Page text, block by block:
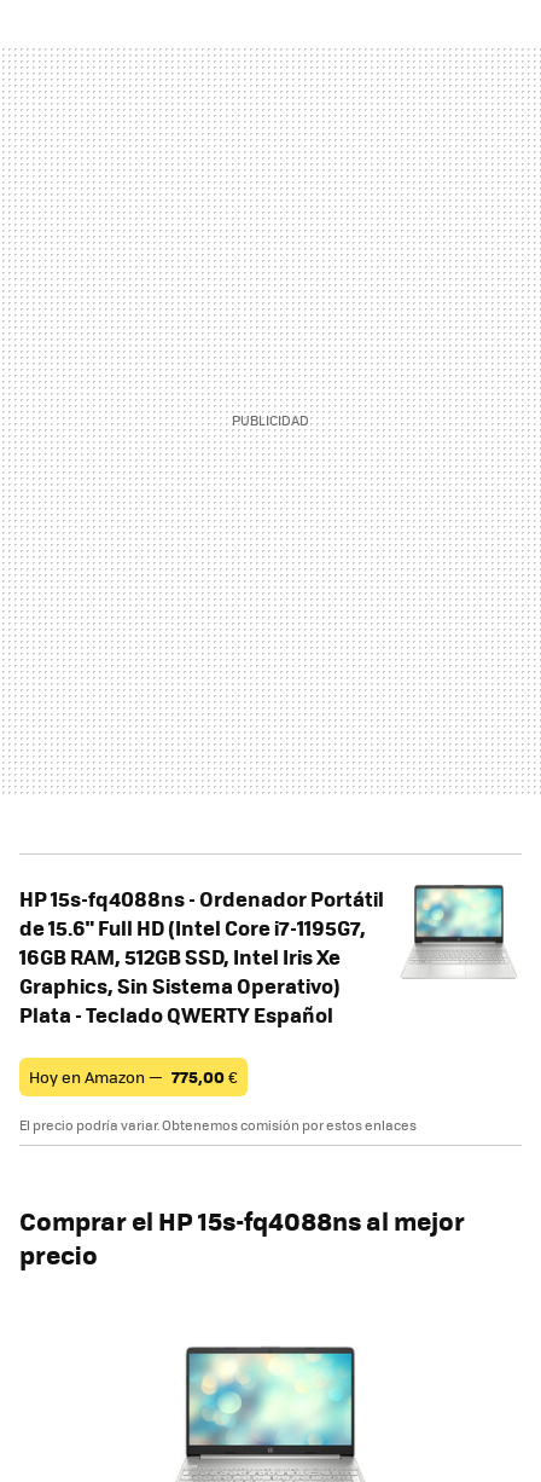
HP 15s-fq4088ns - Ordenador Portátil
de 15.6" Full HD (Intel Core i7-1195G7,
16GB RAM, 512GB SSD, Intel Iris Xe
Graphics, Sin Sistema Operativo)
Plata - Teclado QWERTY Español
Hoy en Amazon — 775,00€
El precio podría variar. Obtenemos comisión por estos enlaces
Comprar el HP 15s-fq4088ns al mejor
precio